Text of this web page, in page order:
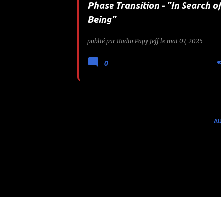
Phase Transition - "In Search of
Being"
publié par Radio Papy Jeff le mai 07, 2025
0